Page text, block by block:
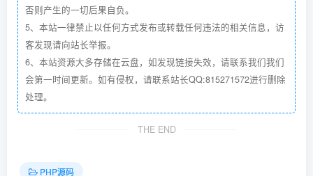
否则产生的一切后果自负。
5、本站一律禁止以任何方式发布或转载任何违法的相关信息，访
客发现请向站长举报。
6、本站资源大多存储在云盘，如发现链接失效，请联系我们我们
会第一时间更新。如有侵权，请联系站长QQ:815271572进行删除
处理。
THE END
PHP源码